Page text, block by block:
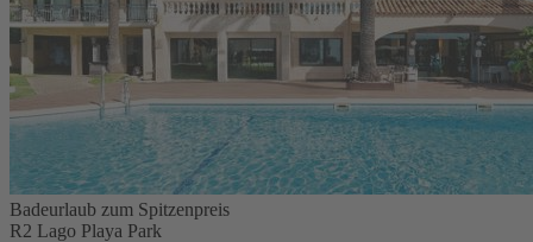
Badeurlaub zum Spitzenpreis
R2 Lago Playa Park